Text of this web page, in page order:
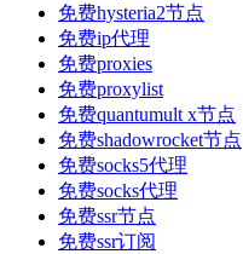
免费hysteria2节点
免费ip代理
免费proxies
免费proxylist
免费quantumult x节点
免费shadowrocket节点
免费socks5代理
免费socks代理
免费ssr节点
免费ssr订阅